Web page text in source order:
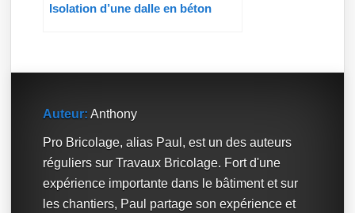
Isolation d’une dalle en béton
Auteur: Anthony
Pro Bricolage, alias Paul, est un des auteurs
réguliers sur Travaux Bricolage. Fort d'une
expérience importante dans le bâtiment et sur
les chantiers, Paul partage son expérience et